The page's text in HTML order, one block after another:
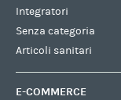
Integratori
Senza categoria
Articoli sanitari
E-COMMERCE